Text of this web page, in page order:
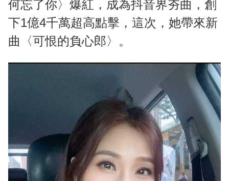
何忘了你〉爆紅，成為抖音界夯曲，創
下1億4千萬超高點擊，這次，她帶來新
曲〈可恨的負心郎〉。